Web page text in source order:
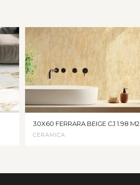
30X60 FERRARA BEIGE CJ 1.98 M2
CERAMICA